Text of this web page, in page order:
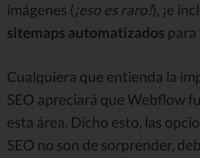
imágenes (¡eso es raro!), ¡e
sitemaps automatizados
Cualquiera que entienda la
SEO apreciará que Webflow
esta área. Dicho esto, las
SEO no son de sorprender,